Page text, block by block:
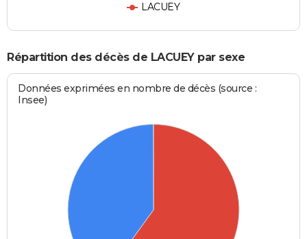
LACUEY
Répartition des décès de LACUEY par sexe
Données exprimées en nombre de décès (source :
Insee)